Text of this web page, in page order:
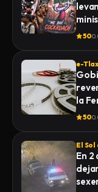
50
e-
la
50
El Sol
En